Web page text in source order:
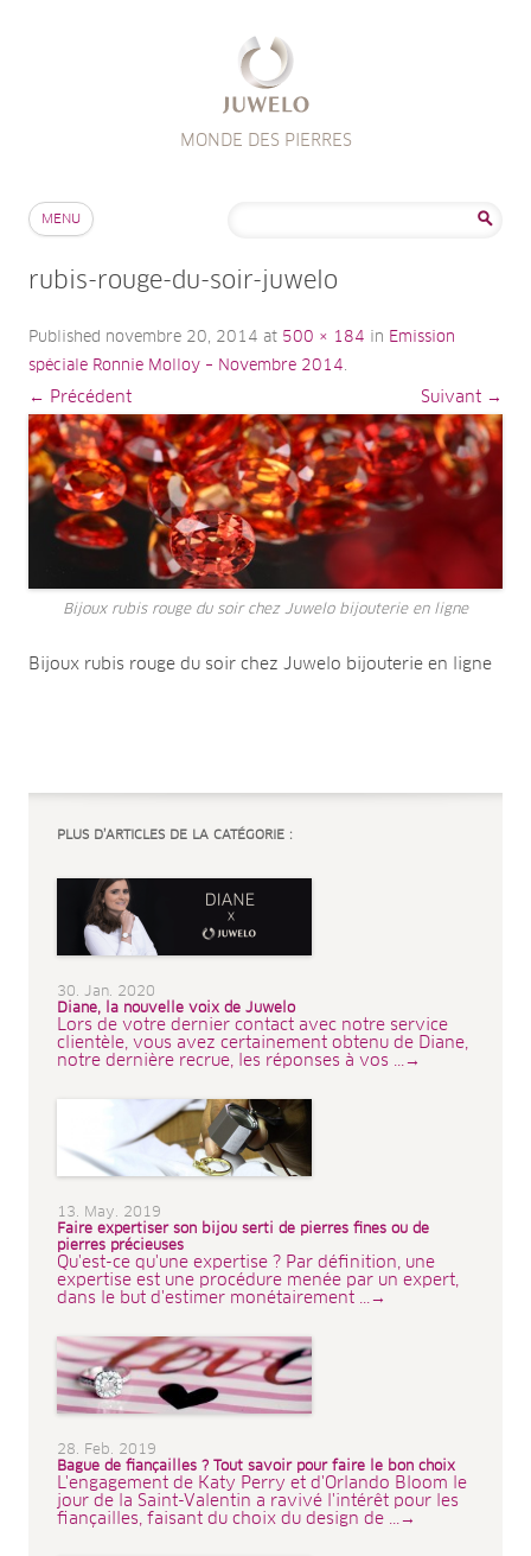
MONDE DES PIERRES
MENU
rubis-rouge-du-soir-juwelo
Published novembre 20, 2014 at 500 × 184 in Emission
spéciale Ronnie Molloy – Novembre 2014.
← Précédent Suivant →
Bijoux rubis rouge du soir chez Juwelo bijouterie en ligne
Bijoux rubis rouge du soir chez Juwelo bijouterie en ligne
PLUS D’ARTICLES DE LA CATÉGORIE :
30. Jan. 2020
Diane, la nouvelle voix de Juwelo
Lors de votre dernier contact avec notre service
clientèle, vous avez certainement obtenu de Diane,
notre dernière recrue, les réponses à vos ...→
13. May. 2019
Faire expertiser son bijou serti de pierres fines ou de
pierres précieuses
Qu'est-ce qu'une expertise ? Par définition, une
expertise est une procédure menée par un expert,
dans le but d'estimer monétairement ...→
28. Feb. 2019
Bague de fiançailles ? Tout savoir pour faire le bon choix
L'engagement de Katy Perry et d'Orlando Bloom le
jour de la Saint-Valentin a ravivé l'intérêt pour les
fiançailles, faisant du choix du design de ...→